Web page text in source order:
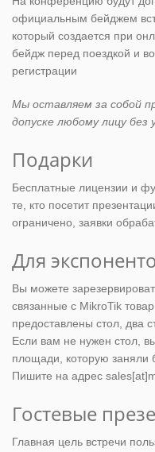
официальным бейджем
который создается при
бейдж перед поездкой и
регистрации
Мы оставляем за собой
допуске любому лицу без
Подарки
Бесплатные лицензии и
те, кто посетит
ограничено, заявки
Для
Вы можете
связанные с MikroTik
предоставлены стол, два
Если вам не нужен стол,
площади, которую заняли
Пишите на адрес
Гостевые
Главная цель встречи